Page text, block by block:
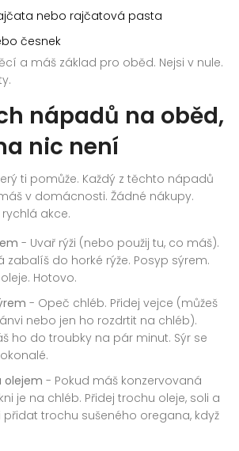
nebo rajčatová pasta
česnek
a máš základ pro oběd. Nejsi v nule.
nápadů na oběd,
nic není
ti pomůže. Každý z těchto nápadů
v domácnosti. Žádné nákupy.
akce.
- Uvař rýži (nebo použij tu, co máš).
zabalíš do horké rýže. Posyp sýrem.
Hotovo.
- Opeč chléb. Přidej vejce (můžeš
nebo jen ho rozdrtit na chléb).
ho do troubky na pár minut. Sýr se
olejem - Pokud máš konzervovaná
je na chléb. Přidej trochu oleje, soli a
přidat trochu sušeného oregana, když